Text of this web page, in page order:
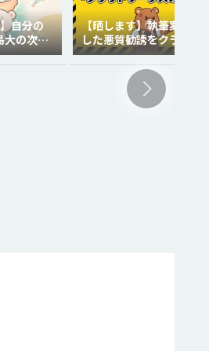
自分の
大の次世
【晒します】執筆案件で
した悪質勧誘をクラウド
クスに通報しました。